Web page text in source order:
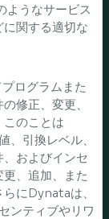
ようなサービス
関する適切な
ログラムまた
修正、変更、
のことは
引換レベル、
およびインセ
、追加、また
にDynataは、
ンティブやリワ